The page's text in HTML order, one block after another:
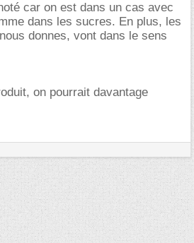
car on est dans un cas avec
dans les sucres. En plus, les
donnes, vont dans le sens
on pourrait davantage